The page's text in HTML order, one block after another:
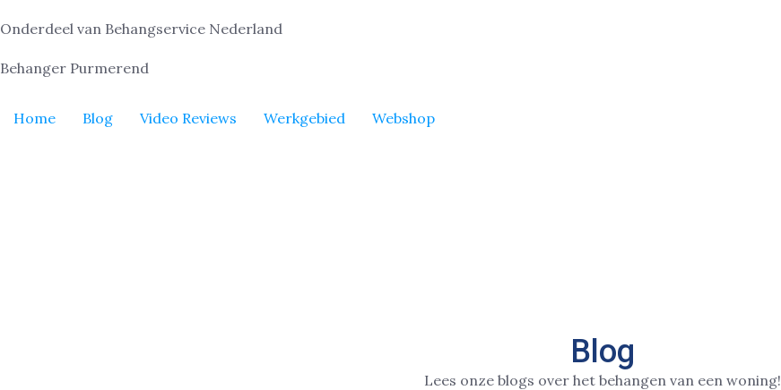
Onderdeel van Behangservice Nederland
Behanger Purmerend
Home Blog Video Reviews Werkgebied Webshop
Blog
Lees onze blogs over het behangen van een woning!